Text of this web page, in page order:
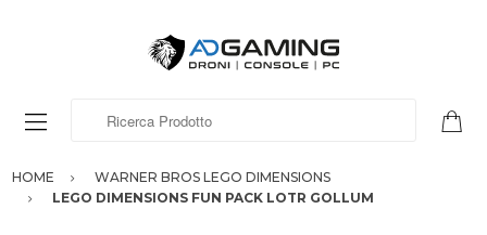
HOME
WARNER BROS LEGO DIMENSIONS
LEGO DIMENSIONS FUN PACK LOTR GOLLUM